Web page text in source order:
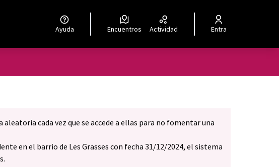
Ayuda Encuentros Actividad Entra
cada vez que se accede a ellas para no fomentar una
en el barrio de Les Grasses con fecha 31/12/2024, el sistema